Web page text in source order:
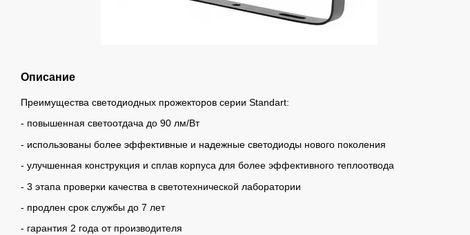
Описание
Преимущества светодиодных прожекторов серии Standart:
- повышенная светоотдача до 90 лм/Вт
- использованы более эффективные и надежные светодиоды нового поколения
- улучшенная конструкция и сплав корпуса для более эффективного теплоотвода
- 3 этапа проверки качества в светотехнической лаборатории
- продлен срок службы до 7 лет
- гарантия 2 года от производителя